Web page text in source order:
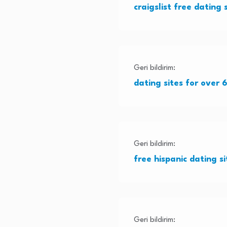
craigslist free dating
Geri bildirim:
dating sites for over
Geri bildirim:
free hispanic dating
Geri bildirim: